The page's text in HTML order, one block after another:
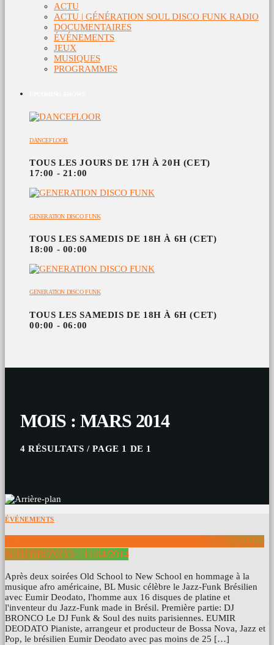
ACTU
ACTU | GÉNÉRATION SOUL DISCO FUNK RADIO
DOCUMENTAIRES
ÉVÉNEMENTS
JEUX
MUSIQUES
PROGRAMMES
DANCEFLOOR
TOUS LES JOURS DE 17H À 20H (CET)
17:00 - 21:00
GENERATION DISCO FUNK
TOUS LES SAMEDIS DE 18H À 6H (CET)
18:00 - 00:00
GENERATION DISCO FUNK
TOUS LES SAMEDIS DE 18H À 6H (CET)
00:00 - 06:00
MOIS : MARS 2014
4 RÉSULTATS / PAGE 1 DE 1
ÉVÉNEMENTS
OLD SCHOOL TO NEW SCHOOL #3 – EUMIR DEODATO
& DJ BRONCO – 11/04/2014
Après deux soirées Old School to New School en hommage à la
musique afro américaine, BL Music célèbre le Jazz-Funk Brésilien
avec Eumir Deodato, l'homme aux 16 disques de platine et
l'inventeur du Jazz-Funk made in Brésil. Première partie: DJ
BRONCO Le DJ Funk & Soul des nuits parisiennes. EUMIR
DEODATO Pianiste, arrangeur et producteur de Bossa Nova, Jazz et
Pop, le brésilien Eumir Deodato avec pas moins de 25 […]